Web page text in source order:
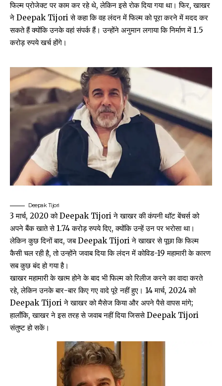
फिल्म प्रोजेक्ट पर काम कर रहे थे, लेकिन इसे रोक दिया गया था। फिर, खाखर
ने Deepak Tijori से कहा कि वह लंदन में फिल्म को पूरा करने में मदद कर
सकते हैं क्योंकि उनके वहां संपर्क हैं। उन्होंने अनुमान लगाया कि निर्माण में 1.5
करोड़ रुपये खर्च होंगे।
Deepak Tijori
3 मार्च, 2020 को Deepak Tijori ने खाखर की कंपनी थॉट बेंचर्स को
अपने बैंक खाते से 1.74 करोड़ रुपये दिए, क्योंकि उन्हें उन पर भरोसा था।
लेकिन कुछ दिनों बाद, जब Deepak Tijori ने खाखर से पूछा कि फिल्म
कैसी चल रही है, तो उन्होंने जवाब दिया कि लंदन में कोविड-19 महामारी के कारण
सब कुछ बंद हो गया है।
खाखर महामारी के खत्म होने के बाद भी फिल्म को रिलीज करने का वादा करते
रहे, लेकिन उनके बार-बार किए गए वादे पूरे नहीं हुए। 14 मार्च, 2024 को
Deepak Tijori ने खाखर को मैसेज किया और अपने पैसे वापस मांगे;
हालाँकि, खाखर ने इस तरह से जवाब नहीं दिया जिससे Deepak Tijori
संतुष्ट हो सकें।